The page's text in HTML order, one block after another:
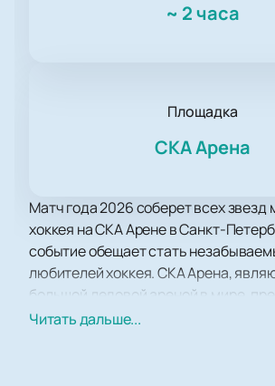
~ 2 часа
Площадка
СКА Арена
Матч года 2026 соберет всех звезд
хоккея на СКА Арене в Санкт-
событие обещает стать
любителей хоккея. СКА Арена,
большой ледовой ареной в мире,
идеальные условия для проведения
Читать дальше...